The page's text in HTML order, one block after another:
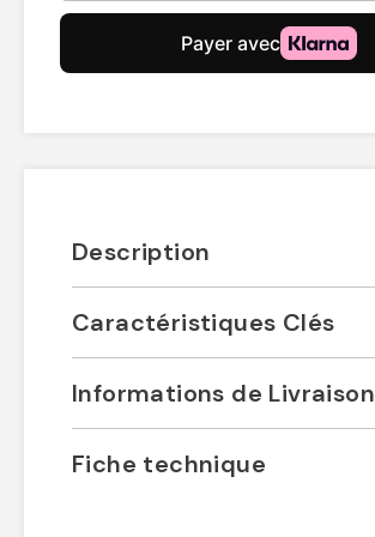
Description
Caractéristiques Clés
Informations de Livraison
Fiche technique